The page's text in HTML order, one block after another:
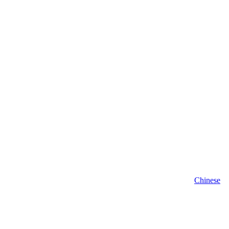
Chinese